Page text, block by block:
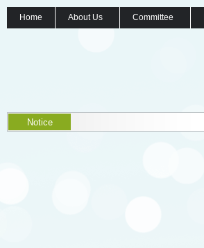
Home About Us Committee
Notice